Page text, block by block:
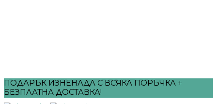
ПОДАРЪК ИЗНЕНАДА С ВСЯКА ПОРЪЧКА +
БЕЗПЛАТНА ДОСТАВКА!